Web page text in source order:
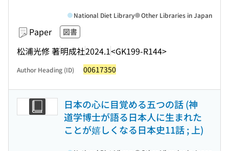
Paper 図書
松浦光修 著明成社2024.1<GK199-R144>
National Diet Library Other Libraries in Japan
Author Heading (ID) 00617350
日本の心に目覚める五つの話 (神
道学博士が語る日本人に生まれた
ことが嬉しくなる日本史11話 ; 上)